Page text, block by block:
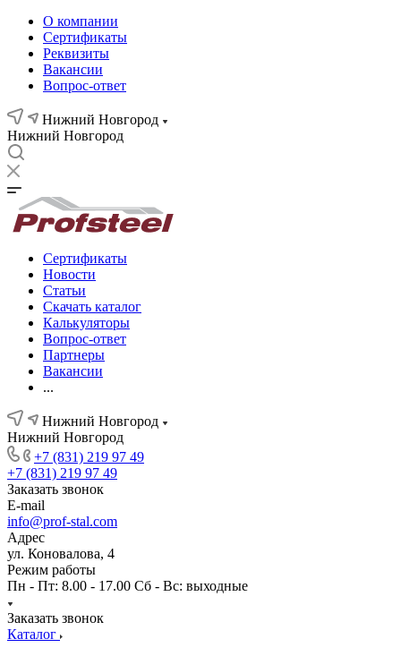
О компании
Сертификаты
Реквизиты
Вакансии
Вопрос-ответ
Нижний Новгород
Нижний Новгород
Сертификаты
Новости
Статьи
Скачать каталог
Калькуляторы
Вопрос-ответ
Партнеры
Вакансии
...
Нижний Новгород
Нижний Новгород
+7 (831) 219 97 49
+7 (831) 219 97 49
Заказать звонок
E-mail
info@prof-stal.com
Адрес
ул. Коновалова, 4
Режим работы
Пн - Пт: 8.00 - 17.00 Сб - Вс: выходные
Заказать звонок
Каталог